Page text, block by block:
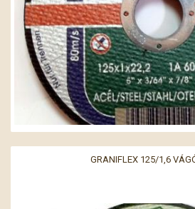
GRANIFLEX 125/1,6